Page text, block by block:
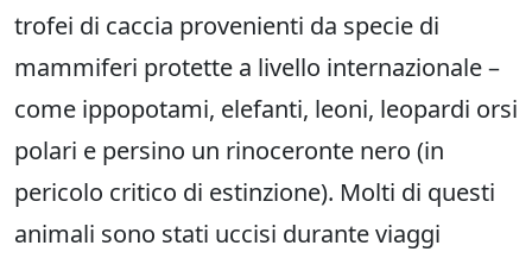
trofei di caccia provenienti da specie di
mammiferi protette a livello internazionale –
come ippopotami, elefanti, leoni, leopardi orsi
polari e persino un rinoceronte nero (in
pericolo critico di estinzione). Molti di questi
animali sono stati uccisi durante viaggi